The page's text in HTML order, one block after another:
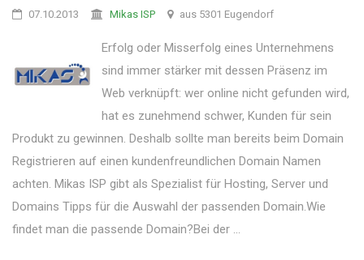
07.10.2013 Mikas ISP aus 5301 Eugendorf
Erfolg oder Misserfolg eines Unternehmens
sind immer stärker mit dessen Präsenz im
Web verknüpft: wer online nicht gefunden wird,
hat es zunehmend schwer, Kunden für sein
Produkt zu gewinnen. Deshalb sollte man bereits beim Domain
Registrieren auf einen kundenfreundlichen Domain Namen
achten. Mikas ISP gibt als Spezialist für Hosting, Server und
Domains Tipps für die Auswahl der passenden Domain.Wie
findet man die passende Domain?Bei der ...